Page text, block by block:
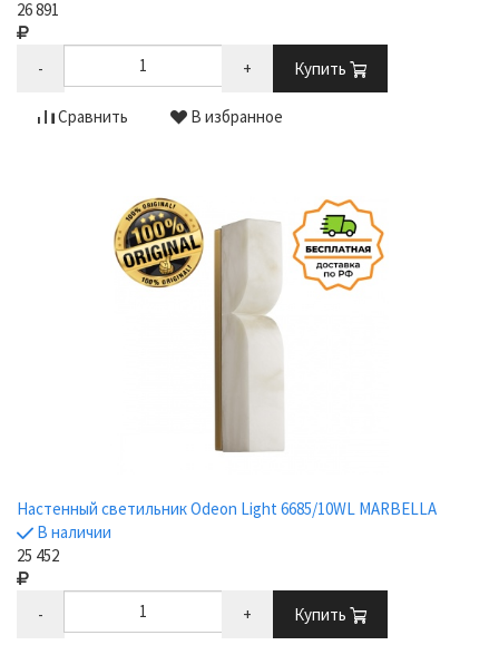
26 891
- + Купить
Сравнить В избранное
Настенный светильник Odeon Light 6685/10WL MARBELLA
В наличии
25 452
- + Купить